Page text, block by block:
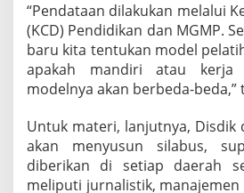
“Pendataan dilakukan melalui
(KCD) Pendidikan dan MGMP.
baru kita tentukan model
apakah mandiri atau kerja
modelnya akan berbeda-beda,”
Untuk materi, lanjutnya, Disdik
akan menyusun silabus,
diberikan di setiap daerah
meliputi jurnalistik,